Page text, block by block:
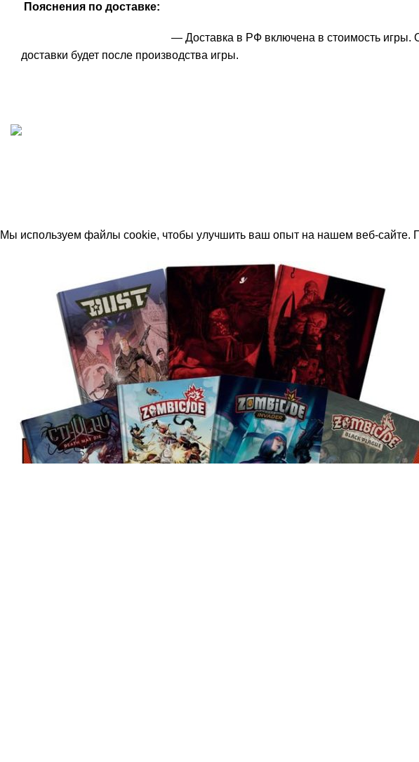
Пояснения по доставке:
— Доставка в РФ включена в стоимость игры.
доставки будет после производства игры.
Мы используем файлы cookie, чтобы улучшить ваш опыт на нашем веб-сайте.